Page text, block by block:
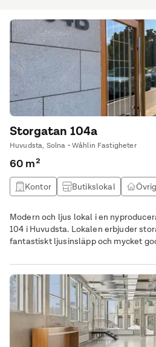
Storgatan 104a
Huvudsta, Solna • Wåhlin Fastigheter
60 m²
Kontor Butikslokal
Modern och ljus lokal i en
104 i Huvudsta. Lokalen erbjuder stora skyltfönster som ger ett
fantastiskt ljusinsläpp och mycket